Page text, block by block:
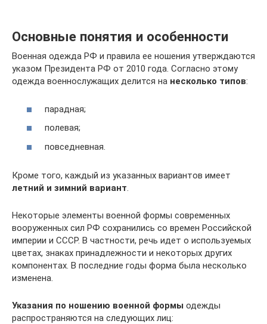
Основные понятия и особенности
Военная одежда РФ и правила ее ношения утверждаются
указом Президента РФ от 2010 года. Согласно этому
одежда военнослужащих делится на несколько типов:
парадная;
полевая;
повседневная.
Кроме того, каждый из указанных вариантов имеет
летний и зимний вариант
Некоторые элементы военной формы современных
вооруженных сил РФ сохранились со времен Российской
империи и СССР. В частности, речь идет о используемых
цветах, знаках принадлежности и некоторых других
компонентах. В последние годы форма была несколько
изменена.
Указания по ношению военной формы одежды
распространяются на следующих лиц: